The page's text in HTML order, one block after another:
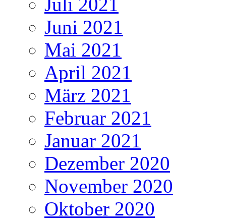
Juni 2021
Mai 2021
April 2021
März 2021
Februar 2021
Januar 2021
Dezember 2020
November 2020
Oktober 2020